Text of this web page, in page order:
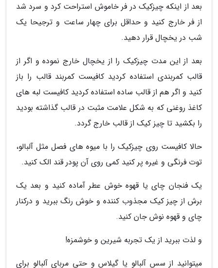
بعد از اینکه چیزکیک در فر خاموش استراحت کرد و سرد شد
از فر خارج کنید و حداقل برای چهار ساعت و ترجیحا یک
شب در یخچال قرار دهید.
بعد از این مدت چیزکیک را از یخچال خارج نموده و اگر از
قالب کمربندی استفاده کردید کافیست کمربند قالب را باز
کنید و اگر هم از قالب ساده استفاده کردید کافیست لبه های
کاغذ روغنی که به شکل علامت مثبت در قالب گذاشته بودید
را بکشید تا چیز کیک از قالب خارج گردد.
حالا کافیست روی چیزکیک را با میوه های فصل مثل آلبالو،
توت فرنگی و غیره پر کنید کمی روی آن پودر قند الک کنید.
یک فنجان چای یا قهوه خوش عطر آماده کنید و بعد یک
برش از چیز کیک مجذوب کننده و خوش رنگ ببرید و درکنار
چای و قهوه نوش جان کنید.
و لذت ببرید از یک تجربه شیرین و خوشمزه!
میتوانید از سس آلبالو یا گیلاس و حتی مربای آلبالو برای